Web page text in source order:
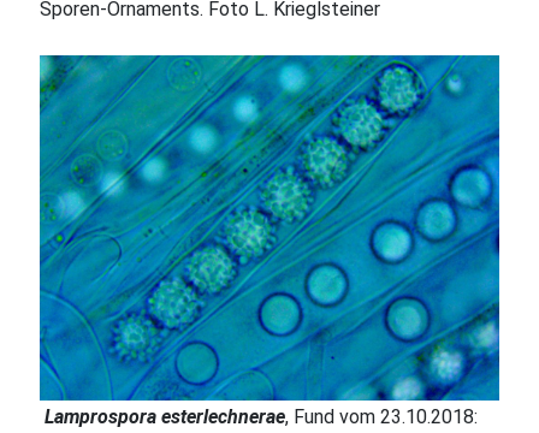
Sporen-Ornaments. Foto L. Krieglsteiner
Lamprospora esterlechnerae, Fund vom 23.10.2018: